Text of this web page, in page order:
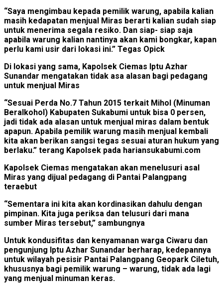
“Saya mengimbau kepada pemilik warung, apabila kalian
masih kedapatan menjual Miras berarti kalian sudah siap
untuk menerima segala resiko. Dan siap- siap saja
apabila warung kalian nantinya akan kami bongkar, kapan
perlu kami usir dari lokasi ini.” Tegas Opick
Di lokasi yang sama, Kapolsek Ciemas Iptu Azhar
Sunandar mengatakan tidak asa alasan bagi pedagang
untuk menjual Miras
“Sesuai Perda No.7 Tahun 2015 terkait Mihol (Minuman
Beralkohol) Kabupaten Sukabumi untuk bisa 0 persen,
jadi tidak ada alasan untuk menjual miras dalam bentuk
apapun. Apabila pemilik warung masih menjual kembali
kita akan berikan sangsi tegas sesuai aturan hukum yang
berlaku.” terang Kapolsek pada hariansukabumi.com
Kapolsek Ciemas mengatakan akan menelusuri asal
Miras yang dijual pedagang di Pantai Palangpang
teraebut
“Sementara ini kita akan kordinasikan dahulu dengan
pimpinan. Kita juga periksa dan telusuri dari mana
sumber Miras tersebut,” sambungnya
Untuk kondusifitas dan kenyamanan warga Ciwaru dan
pengunjung Iptu Azhar Sunandar berharap, kedepannya
untuk wilayah pesisir Pantai Palangpang Geopark Ciletuh,
khususnya bagi pemilik warung – warung, tidak ada lagi
yang menjual minuman keras.